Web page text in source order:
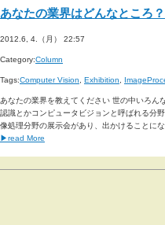
あなたの業界はどんなところ？
2012.6, 4.（月） 22:57
Category:Column
Tags:Computer Vision Exhibition
あなたの業界を教えてください 世の中いろん
認識とかコンピュータビジョンと呼ばれる分
像処理分野の展示会があり、出かけることに
▶read More